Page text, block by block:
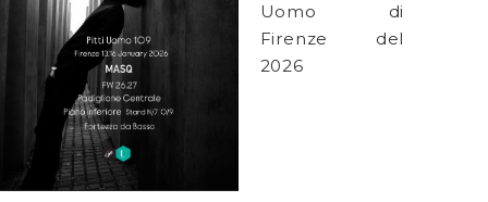
Uomo di
Firenze del
2026